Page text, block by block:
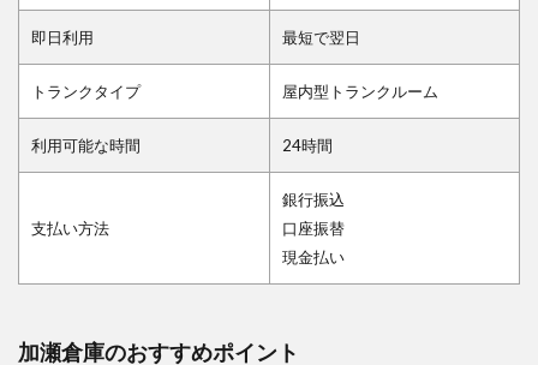
即日利用 最短で翌日
トランクタイプ 屋内型トランクルーム
利用可能な時間 24時間
支払い方法
銀行振込
口座振替
現金払い
加瀬倉庫のおすすめポイント